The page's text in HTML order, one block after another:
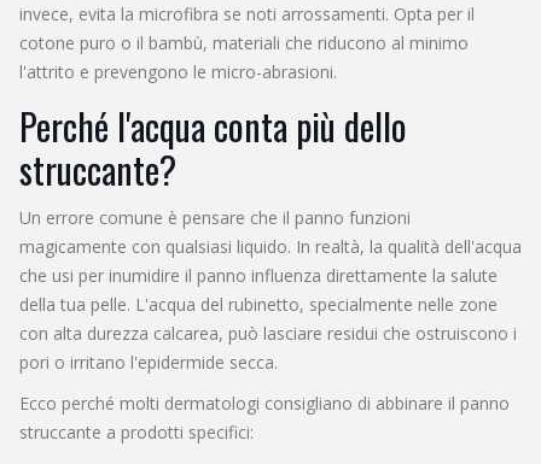
invece, evita la microfibra se noti arrossamenti. Opta per il
cotone puro o il bambù, materiali che riducono al minimo
l'attrito e prevengono le micro-abrasioni.
Perché l'acqua conta più dello
struccante?
Un errore comune è pensare che il panno funzioni
magicamente con qualsiasi liquido. In realtà, la qualità dell'acqua
che usi per inumidire il panno influenza direttamente la salute
della tua pelle. L'acqua del rubinetto, specialmente nelle zone
con alta durezza calcarea, può lasciare residui che ostruiscono i
pori o irritano l'epidermide secca.
Ecco perché molti dermatologi consigliano di abbinare il panno
struccante a prodotti specifici: